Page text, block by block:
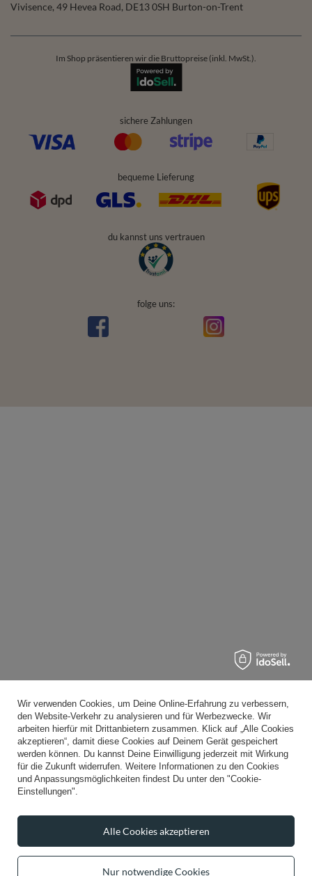
Vivisence, 49 Hevea Road, DE13 0SH Burton-on-Trent
Im Shop präsentieren wir die Bruttopreise (inkl. MwSt.).
sichere Zahlungen
bequeme Lieferung
du kannst uns vertrauen
folge uns:
Wir verwenden Cookies, um Deine Online-Erfahrung zu verbessern,
den Website-Verkehr zu analysieren und für Werbezwecke. Wir
arbeiten hierfür mit Drittanbietern zusammen. Klick auf „Alle Cookies
akzeptieren“, damit diese Cookies auf Deinem Gerät gespeichert
werden können. Du kannst Deine Einwilligung jederzeit mit Wirkung
für die Zukunft widerrufen. Weitere Informationen zu den Cookies
und Anpassungsmöglichkeiten findest Du unter den "Cookie-
Einstellungen".
Nur notwendige Cookies
Alle Cookies akzeptieren